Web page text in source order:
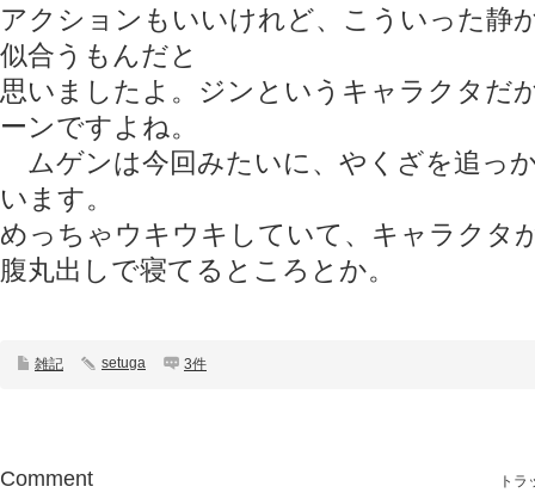
アクションもいいけれど、こういった静
似合うもんだと
思いましたよ。ジンというキャラクタだ
ーンですよね。
ムゲンは今回みたいに、やくざを追っ
います。
めっちゃウキウキしていて、キャラクタ
腹丸出しで寝てるところとか。
雑記 setuga 3件
Comment トラ